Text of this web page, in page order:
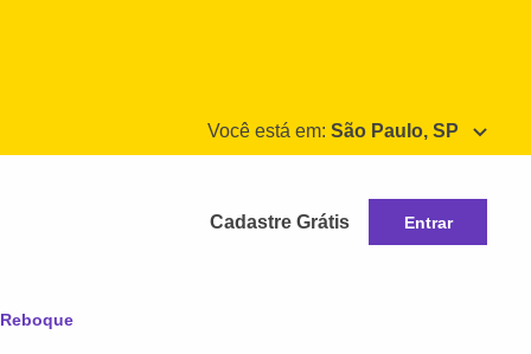
Você está em: São Paulo, SP
Cadastre Grátis Entrar